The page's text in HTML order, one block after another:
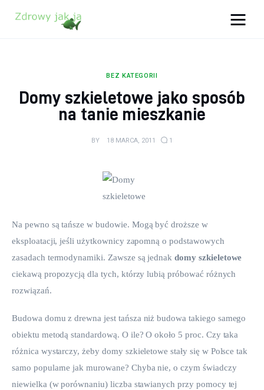
Zdrowy jak ja
Uroda
Kontakt
BEZ KATEGORII
Domy szkieletowe jako sposób
na tanie mieszkanie
BY 18 MARCA, 2011 1
Na pewno są tańsze w budowie. Mogą być droższe w
eksploatacji, jeśli użytkownicy zapomną o podstawowych
zasadach termodynamiki. Zawsze są jednak domy szkieletowe
ciekawą propozycją dla tych, którzy lubią próbować różnych
rozwiązań.
Budowa domu z drewna jest tańsza niż budowa takiego samego
obiektu metodą standardową. O ile? O około 5 proc. Czy taka
różnica wystarczy, żeby domy szkieletowe stały się w Polsce tak
samo popularne jak murowane? Chyba nie, o czym świadczy
niewielka (w porównaniu) liczba stawianych przy pomocy tej